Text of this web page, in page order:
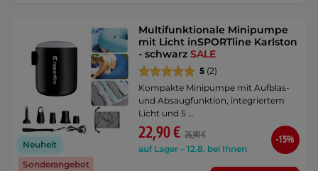
Neuheit
Sonderangebot
Multifunktionale Minipumpe
mit Licht inSPORTline Karlston
- schwarzSALE
5 (2)
Kompakte Minipumpe mit Aufblas-
und Absaugfunktion, integriertem
Licht und 5 …
22,90 € 26,90 €
auf Lager – 12.8. bei Ihnen
-15%